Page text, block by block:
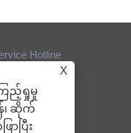
Hotline
X
ြည့်ရှုမှု
၊ ဆိုက်
ာပြီး